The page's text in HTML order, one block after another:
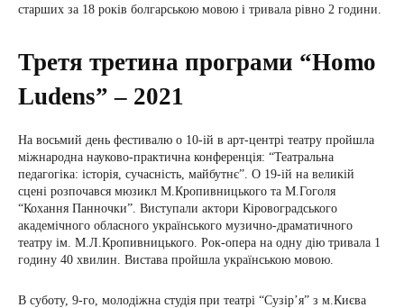
старших за 18 років болгарською мовою і тривала рівно 2 години.
Третя третина програми “Homo
Ludens” – 2021
На восьмий день фестивалю о 10-ій в арт-центрі театру пройшла
міжнародна науково-практична конференція: “Театральна
педагогіка: історія, сучасність, майбутнє”. О 19-ій на великій
сцені розпочався мюзикл М.Кропивницького та М.Гоголя
“Кохання Панночки”. Виступали актори Кіровоградського
академічного обласного українського музично-драматичного
театру ім. М.Л.Кропивницького. Рок-опера на одну дію тривала 1
годину 40 хвилин. Вистава пройшла українською мовою.
В суботу, 9-го, молодіжна студія при театрі “Сузір’я” з м.Києва